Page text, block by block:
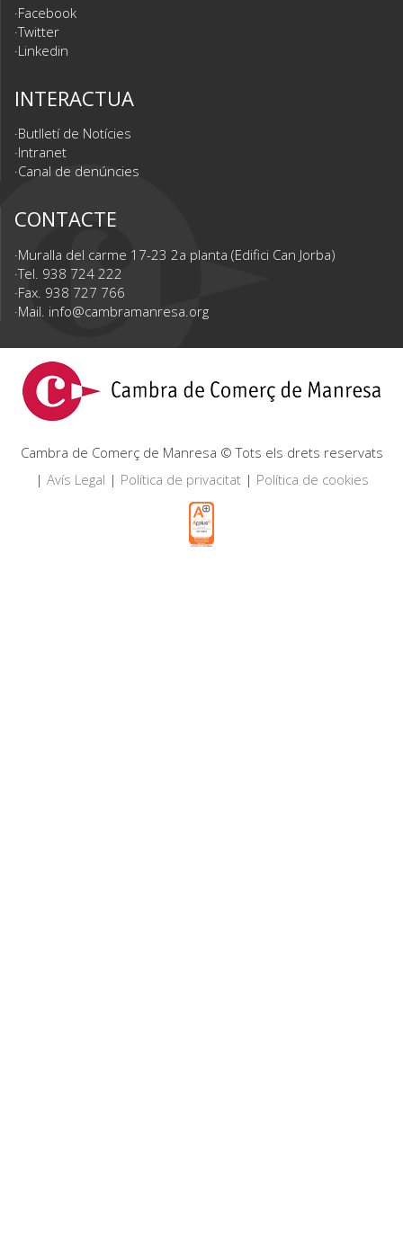
Facebook
Twitter
Linkedin
INTERACTUA
Butlletí de Notícies
Intranet
Canal de denúncies
CONTACTE
Muralla del carme 17-23 2a planta (Edifici Can Jorba)
Tel. 938 724 222
Fax. 938 727 766
Mail. info@cambramanresa.org
Cambra de Comerç de Manresa © Tots els drets reservats
| Avís Legal | Política de privacitat| Política de cookies